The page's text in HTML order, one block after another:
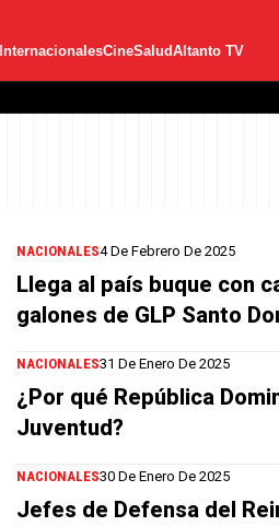
InternacionalesCineSaludAltanto TV
NACIONALES4 De Febrero De 2025
Llega al país buque con
galones de GLP Santo
NACIONALES31 De Enero De 2025
¿Por qué República
Juventud?
NACIONALES30 De Enero De 2025
Jefes de Defensa del